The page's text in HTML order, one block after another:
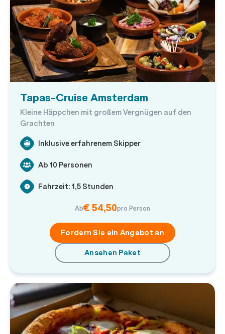
Tapas-Cruise Amsterdam
Kleine Häppchen mit großem Vergnügen auf den
Grachten
Inklusive erfahrenem Skipper
Ab 10 Personen
Fahrzeit: 1,5 Stunden
Ab€ 54,50pro Person
Fordern Sie ein Angebot an
Ansehen Paket